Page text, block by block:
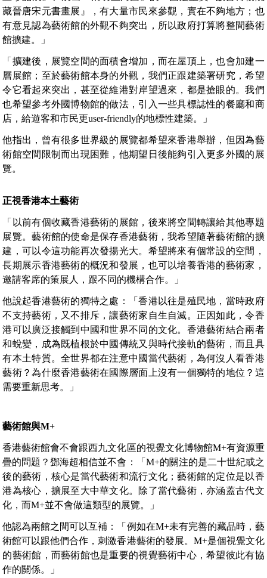
藏晉唐宋元書畫展』，有大量市民來參觀，實在不夠地方；也
有意見認為藝術館的外觀不夠突出，所以政府打算將整間藝術
館擴建。」
「擴建後，展覽空間的面積會增加，而在屋頂上，也會加建一
層展館；至於藝術館本身的外觀，我們正跟建築署研究，希望
令它看起來突出，甚至從維港對岸望過來，都是搶眼的。我們
也希望參考外國博物館的做法，引入一些具標誌性的餐廳和商
店，給遊客和市民更user-friendly的地標性建築。」
他指出，曾有很多世界級的展覽都希望來香港舉辦，但因為藝
術館空間限制而出現困難，他期望日後能夠引入更多外國的展
覽。
正視香港本土藝術
「以前有個收藏香港藝術的展館，後來將空間轉讓給其他專題
展覽。藝術館的使命是保存香港藝術，我希望隨著藝術館的擴
建，可以令這功能再次發揚光大。希望將來有個常設的空間，
長期展示香港藝術的概況和發展，也可以培養香港的藝術家，
邀請客席的策展人，跟不同的機構合作。」
他說起香港藝術的獨特之處：「香港以往是殖民地，當時政府
不支持藝術，又不排斥，讓藝術家自生自滅。正因如此，令香
港可以廣泛接觸到中國和世界不同的文化。香港藝術結合兩者
和蛻變，成為既植根於中國傳統又與時代接軌的藝術，而且具
有本土特質。全世界都在注意中國當代藝術，為何沒人看香港
藝術？為什麼香港藝術在國際層面上沒有一個獨特的地位？這
需要重新思考。」
藝術館與M+
香港藝術館會不會跟西九文化區的視覺文化博物館M+有資源重
疊的問題？鄧海超相信並不會：「M+的關注的是二十世紀或之
後的藝術，核心是當代藝術和流行文化；藝術館的定位是以香
港為核心，擴展至大中華文化。除了當代藝術，亦涵蓋古代文
化，而M+並不會做這類型的展覽。」
他認為兩館之間可以互補：「例如在M+未有完善的藏品時，藝
術館可以跟他們合作，刺激香港藝術的發展。M+是個視覺文化
的藝術館，而藝術館也是重要的視覺藝術中心，希望彼此有協
作的關係。」